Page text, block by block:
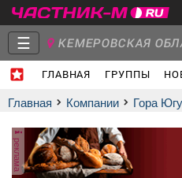
☰ КЕМЕРОВСКАЯ
ГЛАВНАЯ ГРУППЫ
Главная
Группы
Главная Компании Гора
реклама